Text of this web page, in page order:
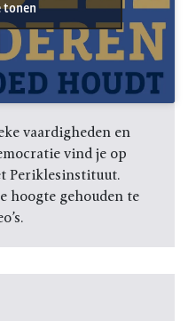
tonen
vaardigheden en
vind je op
Periklesinstituut.
hoogte gehouden te